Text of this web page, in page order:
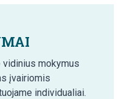
vidinius mokymus
įvairiomis
individualiai.